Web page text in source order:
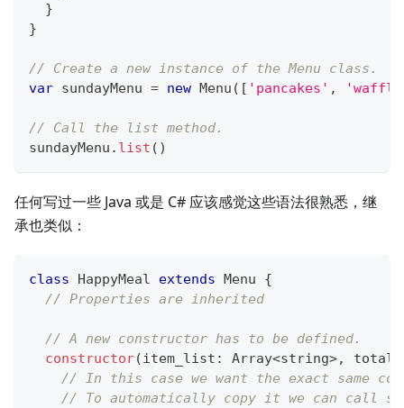
}
}
// Create a new instance of the Menu class.
var sundayMenu = new Menu ( [ 'pancakes' ,
// Call the list method.
sundayMenu . list ( )
任何写过一些 Java 或是 C# 应该感觉这些语法很熟悉，继
承也类似：
class HappyMeal extends Menu
{
// Properties are inherited
// A new constructor has to be defined.
constructor(item_list : Array<string>,
// In this case we want the exact same
// To automatically copy it we can call